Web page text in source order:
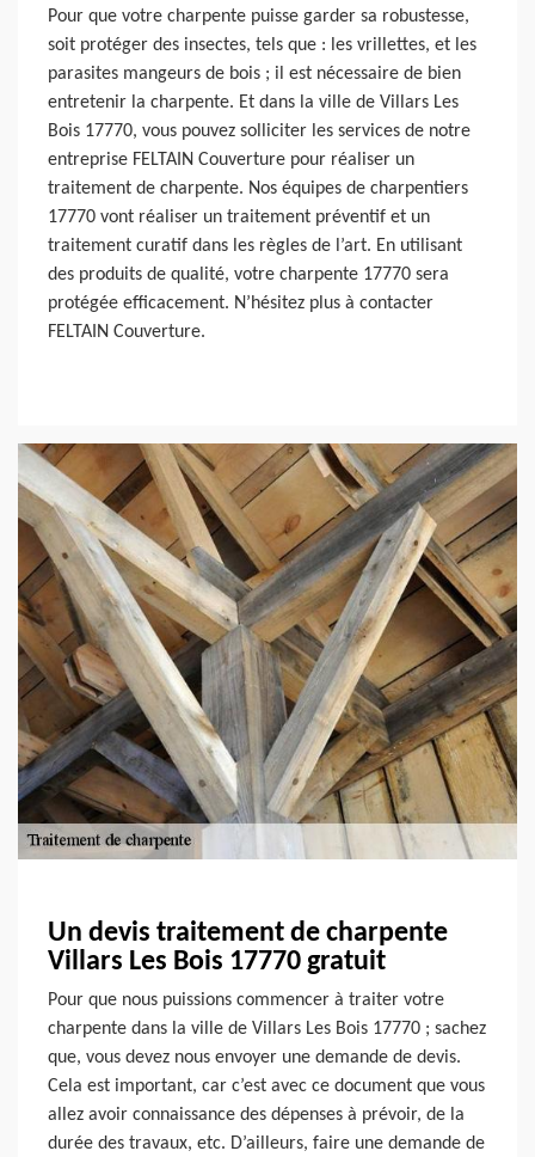
Pour que votre charpente puisse garder sa robustesse,
soit protéger des insectes, tels que : les vrillettes, et les
parasites mangeurs de bois ; il est nécessaire de bien
entretenir la charpente. Et dans la ville de Villars Les
Bois 17770, vous pouvez solliciter les services de notre
entreprise FELTAIN Couverture pour réaliser un
traitement de charpente. Nos équipes de charpentiers
17770 vont réaliser un traitement préventif et un
traitement curatif dans les règles de l’art. En utilisant
des produits de qualité, votre charpente 17770 sera
protégée efficacement. N’hésitez plus à contacter
FELTAIN Couverture.
Un devis traitement de charpente
Villars Les Bois 17770 gratuit
Pour que nous puissions commencer à traiter votre
charpente dans la ville de Villars Les Bois 17770 ; sachez
que, vous devez nous envoyer une demande de devis.
Cela est important, car c’est avec ce document que vous
allez avoir connaissance des dépenses à prévoir, de la
durée des travaux, etc. D’ailleurs, faire une demande de